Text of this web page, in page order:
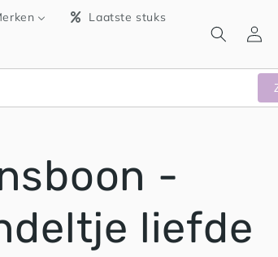
Laatste stuks
Inloggen
-
liefde